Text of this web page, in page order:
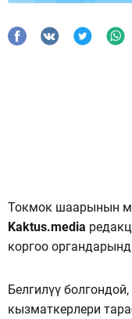
Токмок шаарынын
Kaktus.media
коргоо
Белгилүү
кызматкерлери